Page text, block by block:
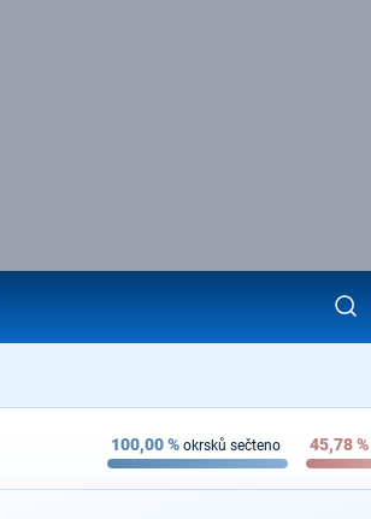
100,00% okrsků sečteno 45,78%